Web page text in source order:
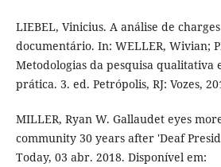
LIEBEL, Vinicius. A análise de
documentário. In: WELLER, Wivian;
Metodologias da pesquisa qualitativa
prática. 3. ed. Petrópolis, RJ: Vozes,
MILLER, Ryan W. Gallaudet eyes
community 30 years after 'Deaf
Today, 03 abr. 2018. Disponível em: